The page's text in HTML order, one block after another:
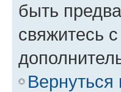
быть
свяжитесь
Вернуться